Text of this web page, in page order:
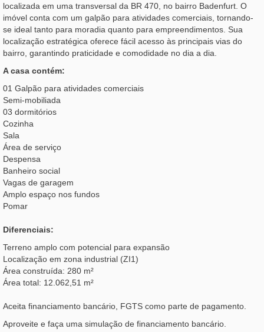
localizada em uma transversal da BR 470, no bairro Badenfurt. O
imóvel conta com um galpão para atividades comerciais, tornando-
se ideal tanto para moradia quanto para empreendimentos. Sua
localização estratégica oferece fácil acesso às principais vias do
bairro, garantindo praticidade e comodidade no dia a dia.
A casa contém:
01 Galpão para atividades comerciais
Semi-mobiliada
03 dormitórios
Cozinha
Sala
Área de serviço
Despensa
Banheiro social
Vagas de garagem
Amplo espaço nos fundos
Pomar
Diferenciais:
Terreno amplo com potencial para expansão
Localização em zona industrial (ZI1)
Área construída: 280 m²
Área total: 12.062,51 m²
Aceita financiamento bancário, FGTS como parte de pagamento.
Aproveite e faça uma simulação de financiamento bancário.